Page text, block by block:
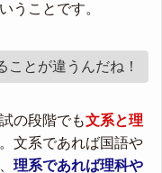
うことです。
ことが違うんだね！
の段階でも文系と理
。 文系であれば国語や
理系であれば理科や